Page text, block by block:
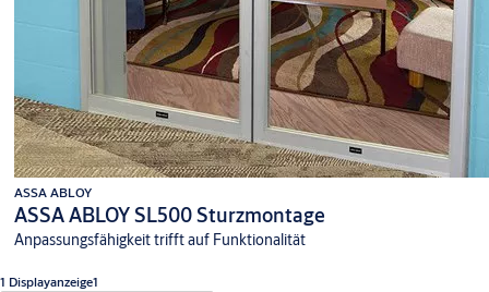
ASSA ABLOY
ASSA ABLOY SL500 Sturzmontage
Anpassungsfähigkeit trifft auf Funktionalität
1 Displayanzeige1